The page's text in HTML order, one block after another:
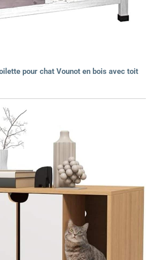
pour chat Vounot en bois avec toit